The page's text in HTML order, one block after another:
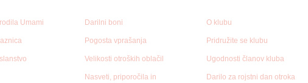
Umami Darilni boni
Pogosta vprašanja
Velikosti otroških oblačil
Nasveti, priporočila in
O klubu
Pridružite se klubu
Ugodnosti članov kluba
Darilo za rojstni dan otroka